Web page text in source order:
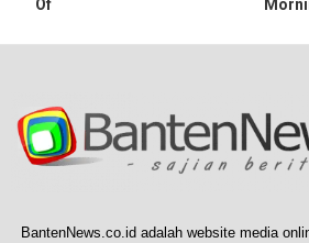
Of
BantenNews.co.id adalah website media